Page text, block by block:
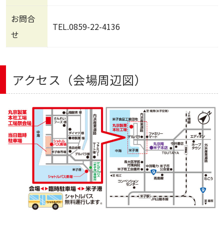
お問合
せ
TEL.0859-22-4136
アクセス（会場周辺図）